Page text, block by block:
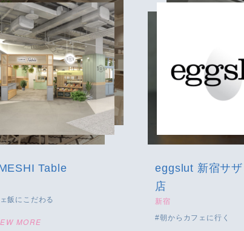
Table
飯にこだわる
MORE
eggslut 新宿サザンテラス
店
新宿
朝からカフェに行く